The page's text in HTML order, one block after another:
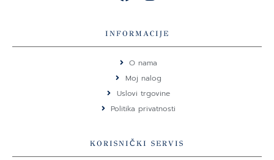
e
b
o
o
k
t
a
g
r
a
m
INFORMACIJE
O nama
Moj nalog
Uslovi trgovine
Politika privatnosti
KORISNIČKI SERVIS